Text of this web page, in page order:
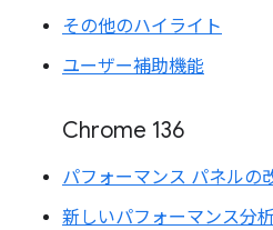
その他のハイライト
ユーザー補助機能
Chrome 136
パフォーマンス パネルの
新しいパフォーマンス分